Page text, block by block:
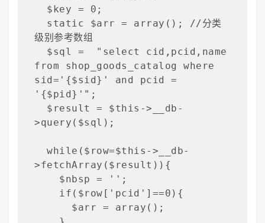
级别参考数组
from shop_goods_catalog where
sid='{$sid}' and pcid =
'{$pid}'";
>query($sql);
>fetchArray($result)){